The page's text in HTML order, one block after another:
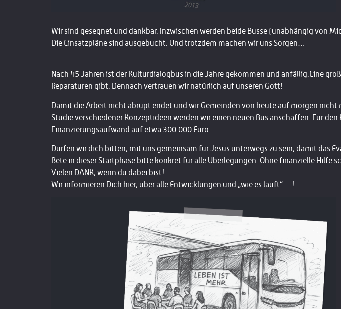
Wir sind gesegnet und dankbar. Inzwischen werden beide Busse (unabhängig von
Die Einsatzpläne sind ausgebucht. Und trotzdem machen wir uns Sorgen…
Nach 45 Jahren ist der Kulturdialogbus in die Jahre gekommen und anfällig. Eine
Reparaturen gibt. Dennach vertrauen wir natürlich auf unseren Gott!
Damit die Arbeit nicht abrupt endet und wir Gemeinden von heute auf morgen
Studie verschiedener Konzeptideen werden wir einen neuen Bus anschaffen. Für
Finanzierungsaufwand auf etwa 300.000 Euro.
Dürfen wir dich bitten, mit uns gemeinsam für Jesus unterwegs zu sein, damit das
Bete in dieser Startphase bitte konkret für alle Überlegungen. Ohne finanzielle Hilfe
Vielen DANK, wenn du dabei bist!
Wir informieren Dich hier, über alle Entwicklungen und „wie es läuft“… !